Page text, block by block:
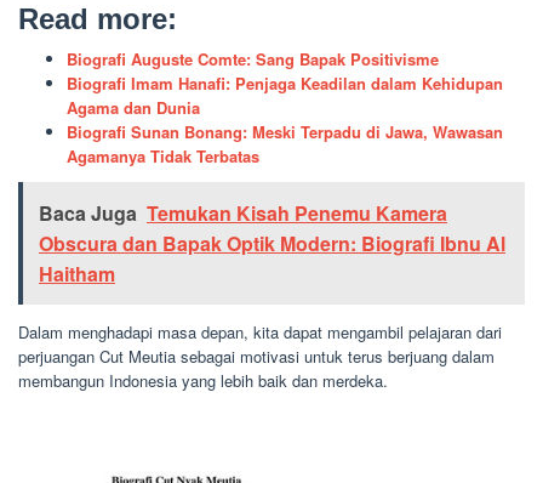
Read more:
Biografi Auguste Comte: Sang Bapak Positivisme
Biografi Imam Hanafi: Penjaga Keadilan dalam Kehidupan
Agama dan Dunia
Biografi Sunan Bonang: Meski Terpadu di Jawa, Wawasan
Agamanya Tidak Terbatas
Baca Juga Temukan Kisah Penemu Kamera
Obscura dan Bapak Optik Modern: Biografi Ibnu Al
Haitham
Dalam menghadapi masa depan, kita dapat mengambil pelajaran dari
perjuangan Cut Meutia sebagai motivasi untuk terus berjuang dalam
membangun Indonesia yang lebih baik dan merdeka.